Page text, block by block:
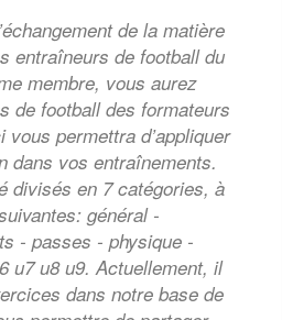
de la matière
entraîneurs de football du
membre, vous aurez
de football des formateurs
permettra d’appliquer
dans vos entraînements.
divisés en 7 catégories, à
général -
- passes - physique -
u7 u8 u9. Actuellement, il
dans notre base de